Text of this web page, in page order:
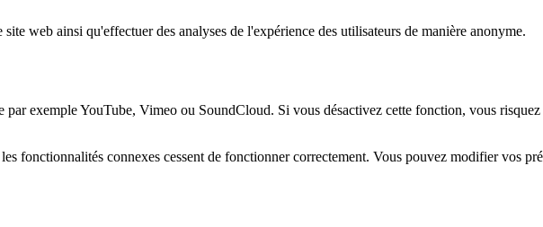
web ainsi qu'effectuer des analyses de l'expérience des utilisateurs de manière anonyme.
exemple YouTube, Vimeo ou SoundCloud. Si vous désactivez cette fonction, vous
fonctionnalités connexes cessent de fonctionner correctement. Vous pouvez modifier vos